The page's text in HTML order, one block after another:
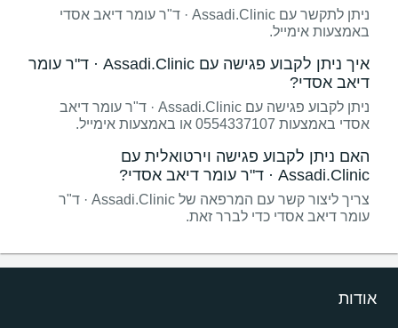
ניתן לתקשר עם Assadi.Clinic · ד"ר עומר דיאב אסדי
באמצעות אימייל.
איך ניתן לקבוע פגישה עם Assadi.Clinic · ד"ר עומר
דיאב אסדי?
ניתן לקבוע פגישה עם Assadi.Clinic · ד"ר עומר דיאב
אסדי באמצעות 0554337107 או באמצעות אימייל.
האם ניתן לקבוע פגישה וירטואלית עם
Assadi.Clinic · ד"ר עומר דיאב אסדי?
צריך ליצור קשר עם המרפאה של Assadi.Clinic · ד"ר
עומר דיאב אסדי כדי לברר זאת.
אודות